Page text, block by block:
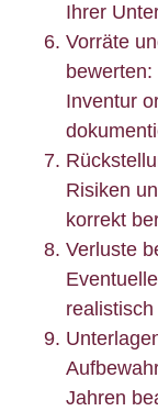
Ihrer
Vorräte
bewerten:
Inventur
Risiken
korrekt
Verluste
Jahren